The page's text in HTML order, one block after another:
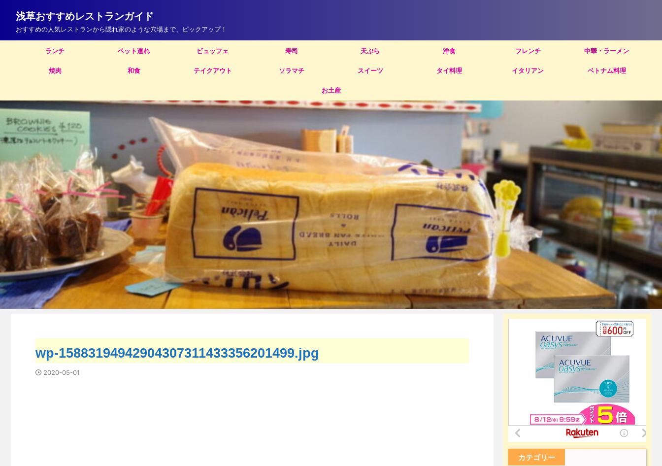
浅草おすすめレストランガイド
おすすめの人気レストランから隠れ家のような穴場まで、ピックアップ！
ランチ ペット連れ ビュッフェ 寿司 天ぷら 洋食 フレンチ 中華・ラーメン
焼肉 和食 テイクアウト ソラマチ スイーツ タイ料理 イタリアン ベトナム料理
お土産
wp-15883194942904307311433356201499.jpg
2020-05-01
カテゴリー